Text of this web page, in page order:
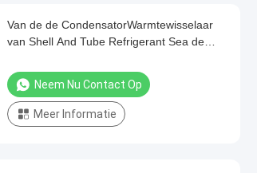
Van de de CondensatorWarmtewisselaar
van Shell And Tube Refrigerant Sea de
Neem Nu Contact Op
Meer Informatie